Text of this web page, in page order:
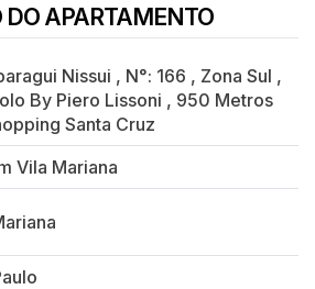
DO APARTAMENTO
Nissui , N°: 166 , Zona Sul ,
By Piero Lissoni , 950 Metros
Santa Cruz
Vila Mariana